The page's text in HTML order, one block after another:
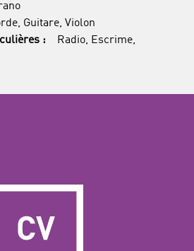
Guitare, Violon
:
Radio, Escrime,